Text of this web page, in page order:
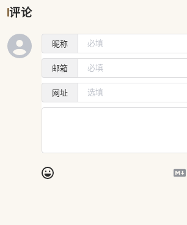
评论
昵称
邮箱
网址